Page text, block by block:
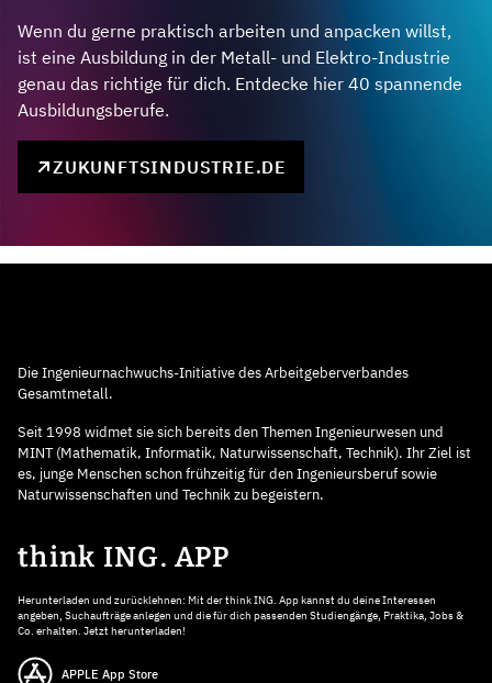
Wenn du gerne praktisch arbeiten und anpacken willst,
ist eine Ausbildung in der Metall- und Elektro-Industrie
genau das richtige für dich. Entdecke hier 40 spannende
Ausbildungsberufe.
ZUKUNFTSINDUSTRIE.DE
Die Ingenieurnachwuchs-Initiative des Arbeitgeberverbandes
Gesamtmetall.
Seit 1998 widmet sie sich bereits den Themen Ingenieurwesen und
MINT (Mathematik, Informatik, Naturwissenschaft, Technik). Ihr Ziel ist
es, junge Menschen schon frühzeitig für den Ingenieursberuf sowie
Naturwissenschaften und Technik zu begeistern.
think ING. APP
Herunterladen und zurücklehnen: Mit der think ING. App kannst du deine Interessen
angeben, Suchaufträge anlegen und die für dich passenden Studiengänge, Praktika, Jobs &
Co. erhalten. Jetzt herunterladen!
APPLE App Store